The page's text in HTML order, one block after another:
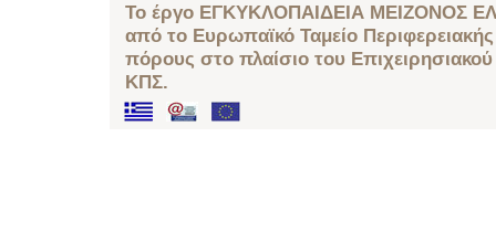
Το έργο ΕΓΚΥΚΛΟΠΑΙΔΕΙΑ ΜΕΙΖΟΝΟΣ
από το Ευρωπαϊκό Ταμείο
πόρους στο πλαίσιο του
ΚΠΣ.